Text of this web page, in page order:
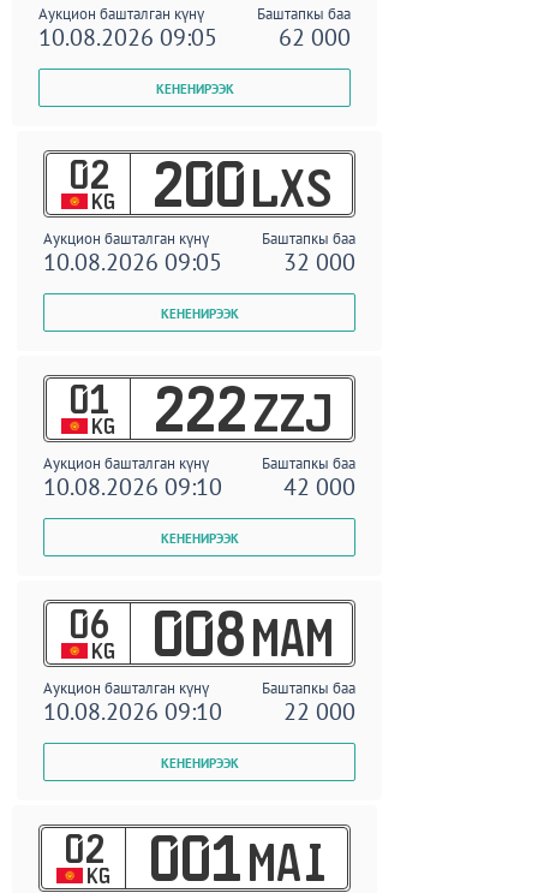
Аукцион башталган күнү Баштапкы баа
10.08.2026 09:05 62 000
02
KG 200 LXS
Аукцион башталган күнү Баштапкы баа
10.08.2026 09:05 32 000
01
KG 222 ZZJ
Аукцион башталган күнү Баштапкы баа
10.08.2026 09:10 42 000
06
KG 008 MAM
Аукцион башталган күнү Баштапкы баа
10.08.2026 09:10 22 000
02
KG 001 MAI